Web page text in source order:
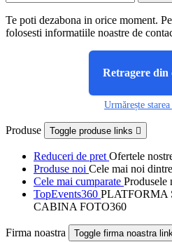
Te poti dezabona in orice moment.
folosesti informatiile noastre de
Retragere din
Urmărește
Produse Toggle produse links 
Reduceri de pretOfertele
Produse noi Cele mai noi
Cele mai cumparate Produsele
TopEvents360 PLATFORMA
CABINA FOTO360
Firma noastra Toggle firma noastra